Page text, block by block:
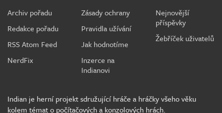
Archiv pořadu
Redakce pořadu
RSS Atom Feed
NerdFix
Zásady ochrany
Pravidla užívání
Jak hodnotíme
Inzerce na
Indianovi
Nejnovější
příspěvky
Žebříček uživatelů
Indian je herní projekt sdružující hráče a hráčky všeho věku
kolem témat o počítačových a konzolových hrách.